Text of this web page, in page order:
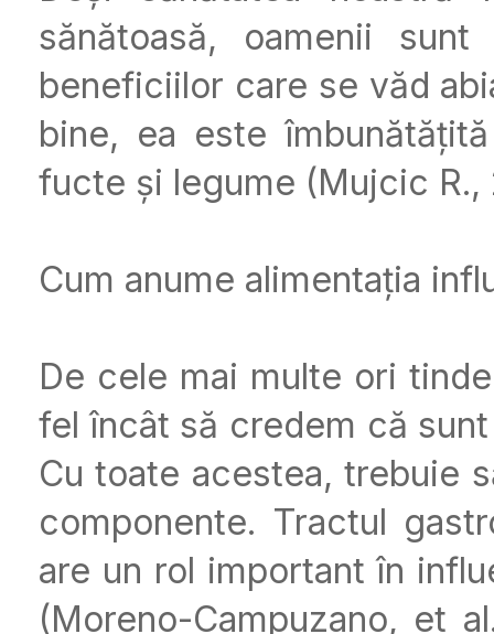
sănătoasă, oamenii
beneficiilor care se văd
bine, ea este
fucte și legume (Mujcic R.,
Cum anume alimentația
De cele mai multe ori
fel încât să credem că
Cu toate acestea, trebuie
componente. Tractul
are un rol important în
(Moreno-Campuzano, et